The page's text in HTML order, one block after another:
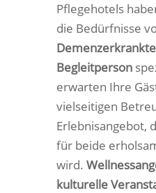
Pflegehotels
die Bedürfnisse
Begleitperson
erwarten Ihre
vielseitigen
Erlebnisangebot,
für beide
wird.
kulturelle